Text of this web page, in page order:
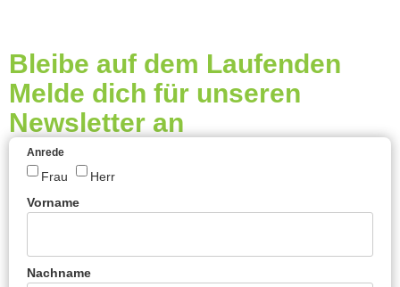
Bleibe auf dem Laufenden
Melde dich für unseren
Newsletter an
Anrede
Frau
Herr
Vorname
Nachname